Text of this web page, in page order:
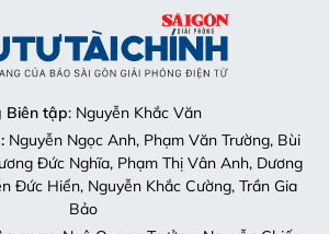
Biên tập: Nguyễn Khắc Văn
Nguyễn Ngọc Anh, Phạm Văn Trường, Bùi
Đức Nghĩa, Phạm Thị Vân Anh, Dương
Đức Hiển, Nguyễn Khắc Cường, Trần Gia
Bảo